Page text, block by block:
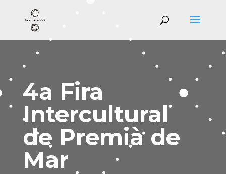
4a Fira
Intercultural
de Premià de
Mar